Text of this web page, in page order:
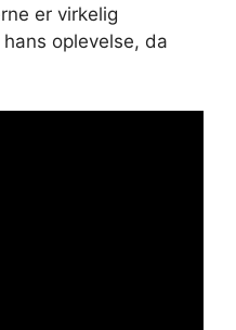
er virkelig
oplevelse, da